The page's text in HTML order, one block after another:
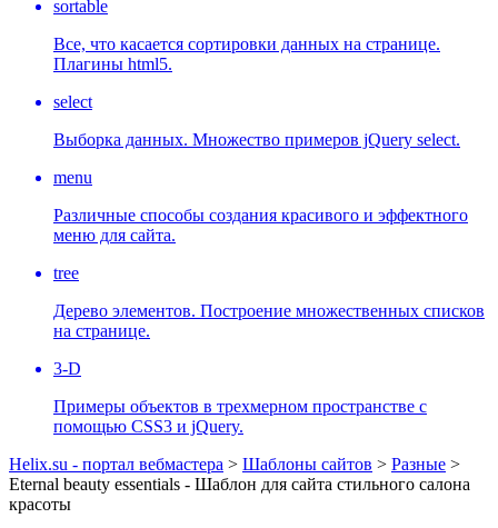
sortable
Все, что касается сортировки данных на странице.
Плагины html5.
select
Выборка данных. Множество примеров jQuery select.
menu
Различные способы создания красивого и эффектного
меню для сайта.
tree
Дерево элементов. Построение множественных списков
на странице.
3-D
Примеры объектов в трехмерном пространстве с
помощью CSS3 и jQuery.
Helix.su - портал вебмастера > Шаблоны сайтов > Разные >
Eternal beauty essentials - Шаблон для сайта стильного салона
красоты